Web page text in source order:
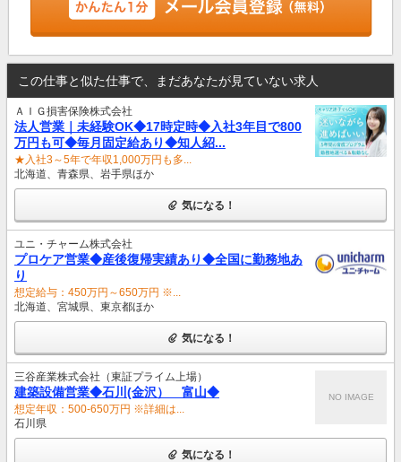
この仕事と似た仕事で、まだあなたが見ていない求人
ＡＩＧ損害保険株式会社
法人営業｜未経験OK◆17時定時◆入社3年目で800
万円も可◆毎月固定給あり◆知人紹...
★入社3～5年で年収1,000万円も多...
北海道、青森県、岩手県ほか
気になる！
ユニ・チャーム株式会社
プロケア営業◆産後復帰実績あり◆全国に勤務地あ
り
想定給与：450万円～650万円 ※...
北海道、宮城県、東京都ほか
気になる！
三谷産業株式会社（東証プライム上場）
建築設備営業◆石川(金沢） 富山◆
想定年収：500-650万円 ※詳細は...
石川県
NO IMAGE
気になる！